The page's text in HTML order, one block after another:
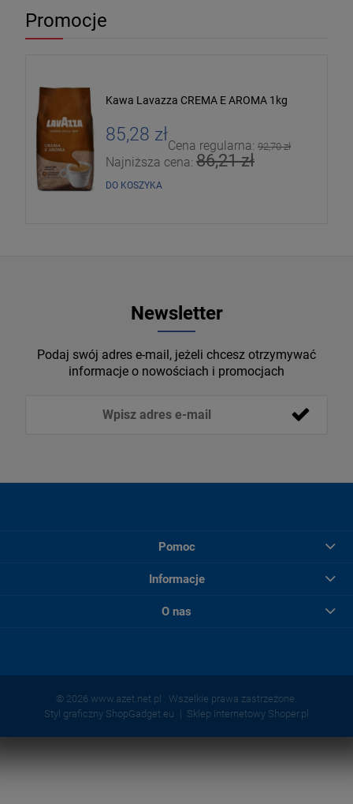
Promocje
Kawa Lavazza CREMA E AROMA 1kg
85,28 zł
Cena regularna: 92,70 zł
Najniższa cena: 86,21 zł
DO KOSZYKA
Newsletter
Podaj swój adres e-mail, jeżeli chcesz otrzymywać
informacje o nowościach i promocjach
Pomoc
Informacje
O nas
© 2026 www.azet.net.pl . Wszelkie prawa zastrzeżone.
Styl graficzny ShopGadget.eu
Sklep internetowy Shoper.pl